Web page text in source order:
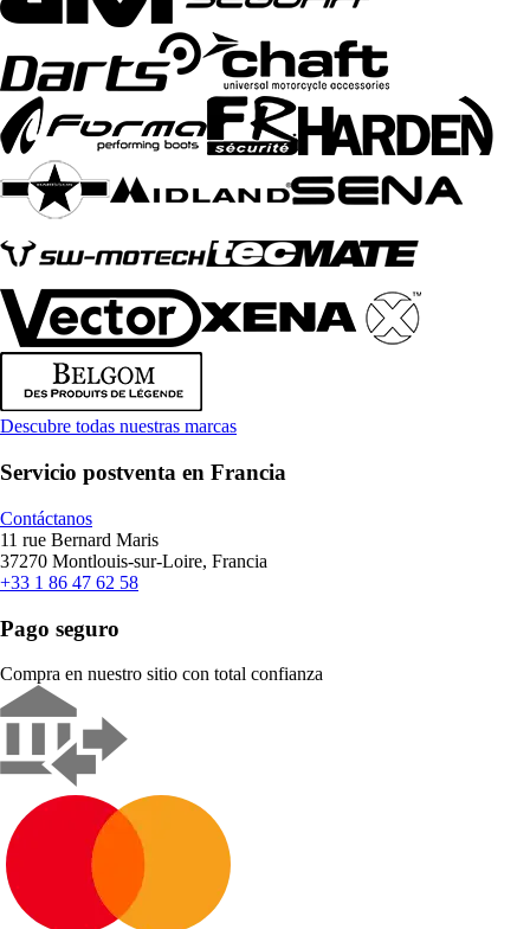
Descubre todas nuestras marcas
Servicio postventa en Francia
Contáctanos
11 rue Bernard Maris
37270 Montlouis-sur-Loire, Francia
+33 1 86 47 62 58
Pago seguro
Compra en nuestro sitio con total confianza